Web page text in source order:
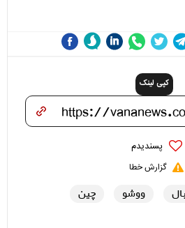
کپی لینک
پسندیدم
گزارش خطا
ووشو چین